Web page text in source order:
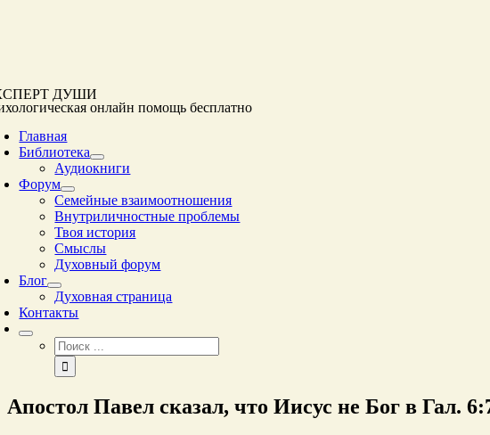
ДУШИ
онлайн помощь бесплатно
Главная
Библиотека
Аудиокниги
Форум
Семейные взаимоотношения
Внутриличностные проблемы
Твоя история
Смыслы
Духовный форум
Блог
Духовная страница
Контакты
Результат
поиска:
Апостол Павел сказал, что Иисус не Бог в Гал.